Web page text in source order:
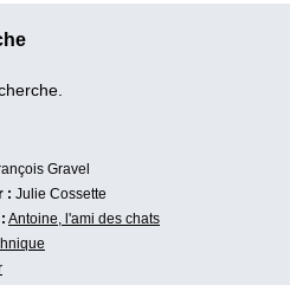
Gravel
: Julie Cossette
Antoine, l'ami des chats